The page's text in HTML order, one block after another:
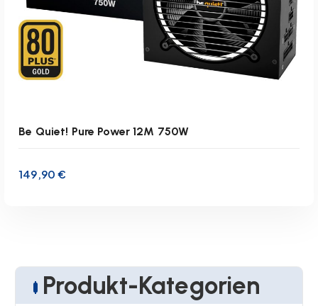
inkl. 19 % MwSt.
Be Quiet! Pure Power 12M 750W
149,90€
Produkt-Kategorien